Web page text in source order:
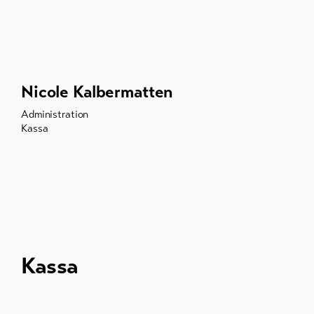
Nicole Kalbermatten
Administration
Kassa
Kassa